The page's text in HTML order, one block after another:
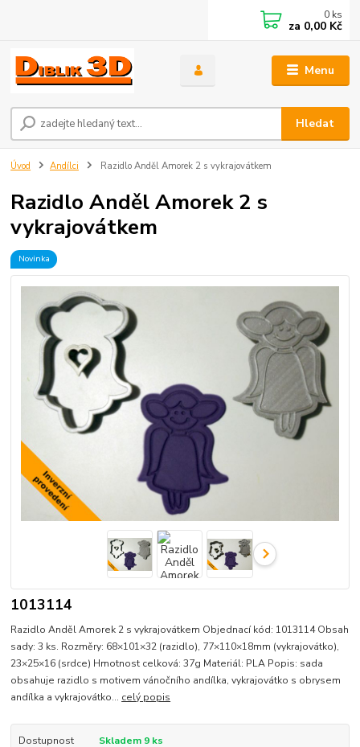
Menu
Hledat
0 ks
za 0,00 Kč
Úvod Andílci Razidlo Anděl Amorek 2 s vykrajovátkem
Razidlo Anděl Amorek 2 s
vykrajovátkem
Novinka
1013114
Razidlo Anděl Amorek 2 s vykrajovátkem Objednací kód: 1013114 Obsah
sady: 3 ks. Rozměry: 68×101×32 (razidlo), 77×110×18mm (vykrajovátko),
23×25×16 (srdce) Hmotnost celková: 37g Materiál: PLA Popis: sada
obsahuje razidlo s motivem vánočního andílka, vykrajovátko s obrysem
andílka a vykrajovátko... celý popis
Dostupnost Skladem 9 ks